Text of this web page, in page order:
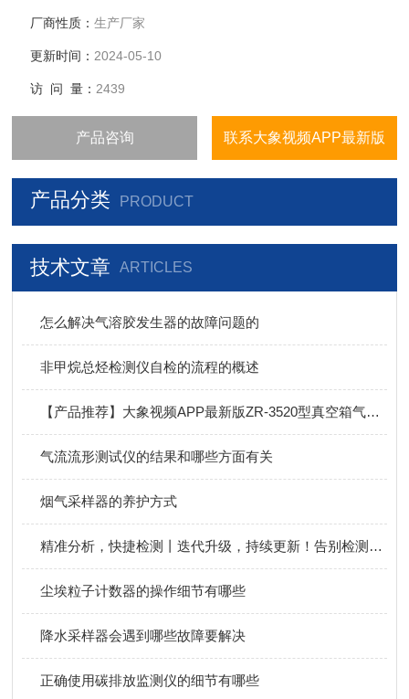
厂商性质：生产厂家
更新时间： 2024-05-10
访 问 量： 2439
产品咨询 联系大象视频APP最新版
产品分类 PRODUCT
技术文章 ARTICLES
怎么解决气溶胶发生器的故障问题的
非甲烷总烃检测仪自检的流程的概述
【产品推荐】大象视频APP最新版ZR-3520型真空箱气袋采样器，自由分配，灵活采样！
气流流形测试仪的结果和哪些方面有关
烟气采样器的养护方式
精准分析，快捷检测丨迭代升级，持续更新！告别检测忧虑，大象视频APP最新版便携式甲烷非甲烷总烃分析仪！
尘埃粒子计数器的操作细节有哪些
降水采样器会遇到哪些故障要解决
正确使用碳排放监测仪的细节有哪些